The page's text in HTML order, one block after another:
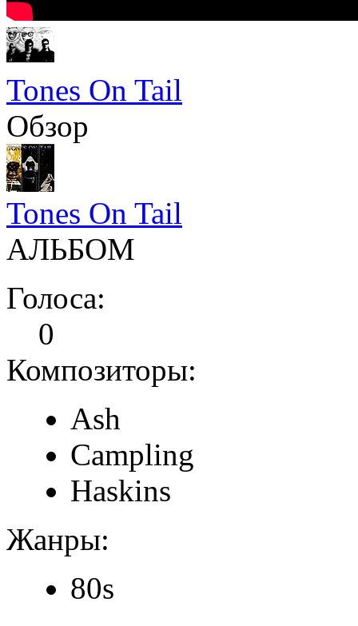
Tones On Tail
Обзор
Tones On Tail
АЛЬБОМ
Голоса:
0
Композиторы:
Ash
Campling
Haskins
Жанры:
80s